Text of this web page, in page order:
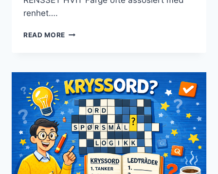
renhet….
READ MORE RENSET
OG
VANLIGE
SVAR